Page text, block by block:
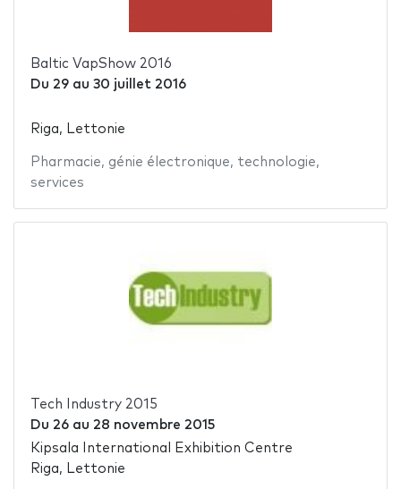
Baltic VapShow 2016
Du 29au 30 juillet 2016
Riga, Lettonie
Pharmacie, génie électronique, technologie,
services
Tech Industry 2015
Du 26au 28 novembre 2015
Kipsala International Exhibition Centre
Riga, Lettonie